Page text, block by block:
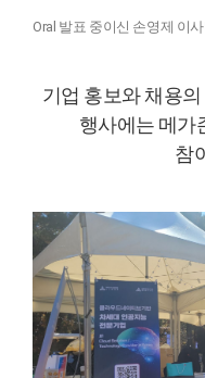
Oral 발표 중이신 손영제 이
기업 홍보와 채용
행사에는 메가
참